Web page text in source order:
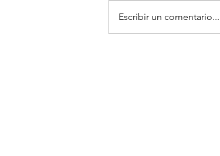
Escribir un comentario...